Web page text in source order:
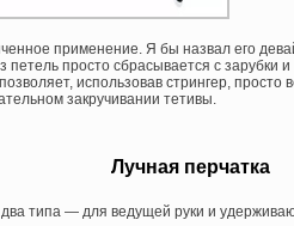
применение. Я бы назвал его
просто сбрасывается с зарубки и
использовав стрингер, просто
закручивании тетивы.
Лучная перчатка
два типа — для ведущей руки и